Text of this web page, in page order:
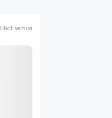
Lihat semua